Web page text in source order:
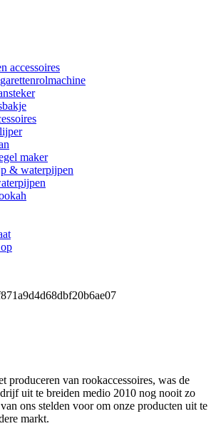
accessoires
maker
& waterpijpen
produceren van rookaccessoires, was de
uit te breiden medio 2010 nog nooit zo
ons stelden voor om onze producten uit te
markt.